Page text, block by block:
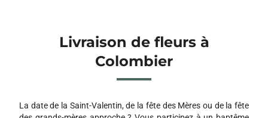
Livraison de fleurs à
Colombier
La date de la Saint-Valentin, de la fête des Mères ou de la fête